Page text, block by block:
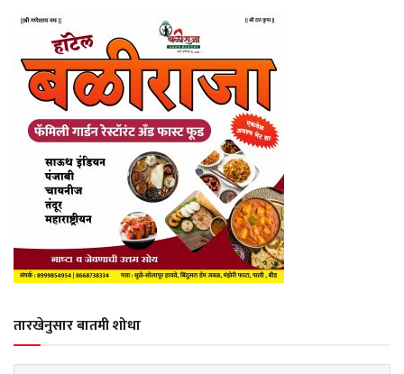
तारखेनुसार बातमी शोधा